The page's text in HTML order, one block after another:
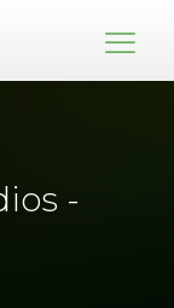
-